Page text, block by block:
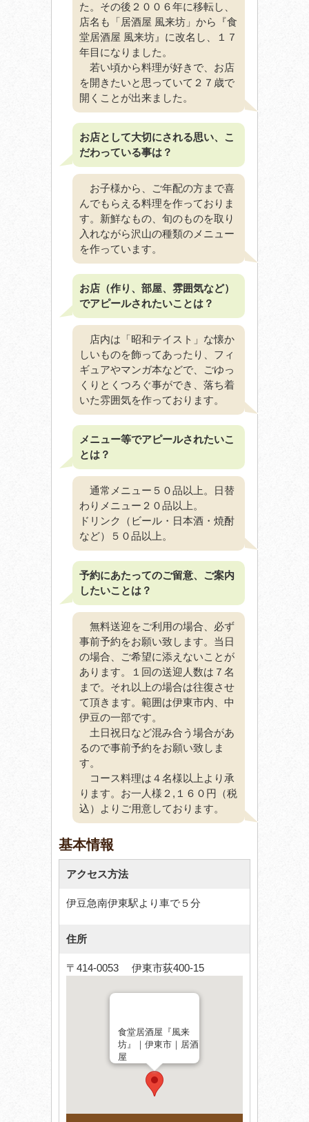
た。その後２００６年に移転し、
店名も「居酒屋 風来坊」から『食
堂居酒屋 風来坊』に改名し、１７
年目になりました。
若い頃から料理が好きで、お店
を開きたいと思っていて２７歳で
開くことが出来ました。
お店として大切にされる思い、こ
だわっている事は？
お子様から、ご年配の方まで喜
んでもらえる料理を作っておりま
す。新鮮なもの、旬のものを取り
入れながら沢山の種類のメニュー
を作っています。
お店（作り、部屋、雰囲気など）
でアピールされたいことは？
店内は「昭和テイスト」な懐か
しいものを飾ってあったり、フィ
ギュアやマンガ本などで、ごゆっ
くりとくつろぐ事ができ、落ち着
いた雰囲気を作っております。
メニュー等でアピールされたいこ
とは？
通常メニュー５０品以上。日替
わりメニュー２０品以上。
ドリンク（ビール・日本酒・焼酎
など）５０品以上。
予約にあたってのご留意、ご案内
したいことは？
無料送迎をご利用の場合、必ず
事前予約をお願い致します。当日
の場合、ご希望に添えないことが
あります。１回の送迎人数は７名
まで。それ以上の場合は往復させ
て頂きます。範囲は伊東市内、中
伊豆の一部です。
土日祝日など混み合う場合があ
るので事前予約をお願い致しま
す。
コース料理は４名様以上より承
ります。お一人様２,１６０円（税
込）よりご用意しております。
基本情報
アクセス方法
伊豆急南伊東駅より車で５分
住所
〒414-0053 伊東市荻400-15
食堂居酒屋『風来
坊』｜伊東市｜居酒
屋